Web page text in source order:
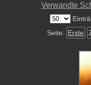
Verwandte
Seite: Erste